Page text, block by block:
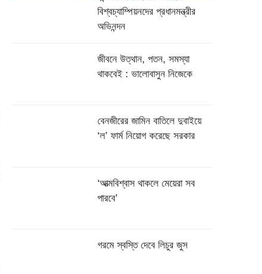
বিশ্বচ্যাম্পিয়নদের প্রধানমন্ত্রীর
অভিনন্দন
জীবনে উত্থান, পতন, সমস্যা
থাকবেই : ভালোবাসুন নিজেকে
বেনজীরের জামিন বাতিলে দুবাইয়ে
‌‘ল’ ফার্ম নিয়োগ করেছে সরকার
‘আত্মবিশ্বাস থাকলে মেয়েরা সব
পারবে’
গরমে স্বস্তি দেবে লিচুর জুস